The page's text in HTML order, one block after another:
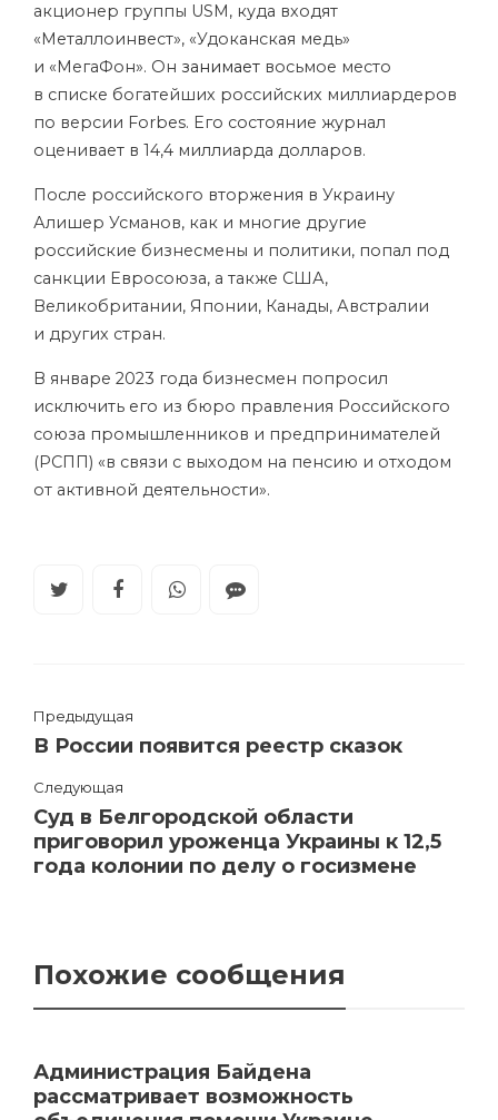
акционер группы USM, куда входят
«Металлоинвест», «Удоканская медь»
и «МегаФон». Он занимает восьмое место
в списке богатейших российских миллиардеров
по версии Forbes. Его состояние журнал
оценивает в 14,4 миллиарда долларов.
После российского вторжения в Украину
Алишер Усманов, как и многие другие
российские бизнесмены и политики, попал под
санкции Евросоюза, а также США,
Великобритании, Японии, Канады, Австралии
и других стран.
В январе 2023 года бизнесмен попросил
исключить его из бюро правления Российского
союза промышленников и предпринимателей
(РСПП) «в связи с выходом на пенсию и отходом
от активной деятельности».
Предыдущая
В России появится реестр сказок
Следующая
Суд в Белгородской области
приговорил уроженца Украины к 12,5
года колонии по делу о госизмене
Похожие сообщения
Администрация Байдена
рассматривает возможность